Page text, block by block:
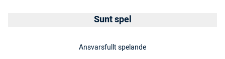
Sunt spel
Ansvarsfullt spelande